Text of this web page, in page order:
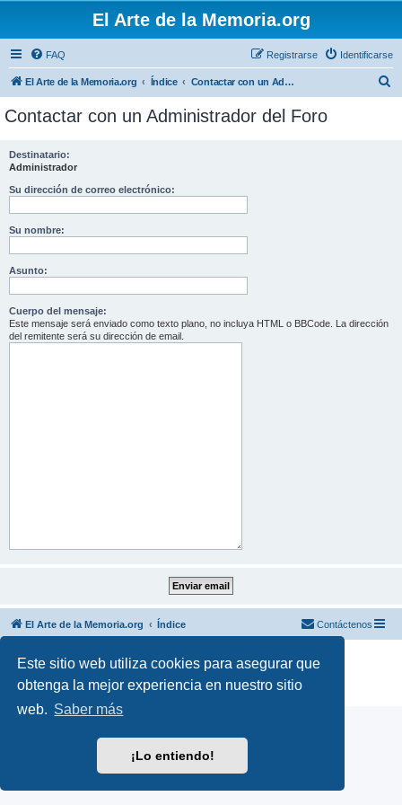
Este sitio web utiliza cookies para asegurar que
obtenga la mejor experiencia en nuestro sitio
web. Saber más
¡Lo entiendo!
El Arte de la Memoria.org
FAQ Identificarse
Registrarse
El Arte de la Memoria.org Índice Contactar con un Administrador del Foro
Contactar con un Administrador del Foro
Destinatario:
Administrador
Su dirección de correo electrónico:
Su nombre:
Asunto:
Cuerpo del mensaje:
Este mensaje será enviado como texto plano, no incluya HTML o BBCode. La dirección
del remitente será su dirección de email.
El Arte de la Memoria.org Índice Contáctenos
Desarrollado por phpBB ® Forum Software © phpBB Limited
Traducción al español por
phpBB España
Privacidad|Condiciones